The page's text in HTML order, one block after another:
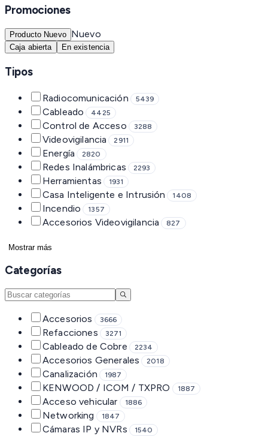
Promociones
Producto Nuevo Nuevo
Caja abierta En existencia
Tipos
Radiocomunicación 5439
Cableado 4425
Control de Acceso 3288
Videovigilancia 2911
Energía 2820
Redes Inalámbricas 2293
Herramientas 1931
Casa Inteligente e Intrusión 1408
Incendio 1357
Accesorios Videovigilancia 827
Mostrar más
Categorías
Accesorios 3666
Refacciones 3271
Cableado de Cobre 2234
Accesorios Generales 2018
Canalización 1987
KENWOOD / ICOM / TXPRO 1887
Acceso vehicular 1886
Networking 1847
Cámaras IP y NVRs 1540